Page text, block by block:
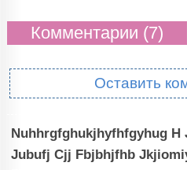
Комментарии (7)
Оставить
Nuhhrgfghukjhyfhfgyhug H
Jubufj Cjj Fbjbhjfhb